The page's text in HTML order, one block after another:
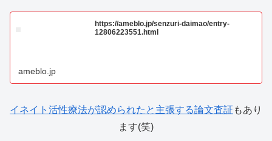
https://ameblo.jp/senzuri-daimao/entry-
12806223551.html
ameblo.jp
イネイト活性療法が認められたと主張する論文査証 もあり
ます(笑)